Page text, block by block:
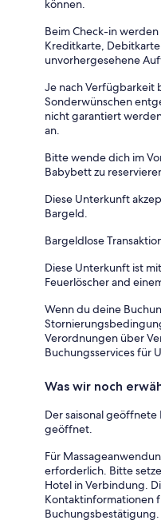
können.
Beim Check-in
Kreditkarte,
unvorhergesehene
Je nach Verfügbarkeit
Sonderwünschen
nicht garantiert
an.
Bitte wende dich im
Babybett zu
Diese Unterkunft
Bargeld.
Bargeldlose
Diese Unterkunft ist
Feuerlöscher and
Wenn du deine
Verordnungen über
Buchungsservices für
Was wir noch
Der saisonal
geöffnet.
Für
erforderlich. Bitte
Hotel in Verbindung.
Kontaktinformationen
Buchungsbestätigung.